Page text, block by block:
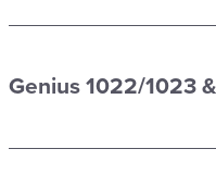
Genius 1022/1023